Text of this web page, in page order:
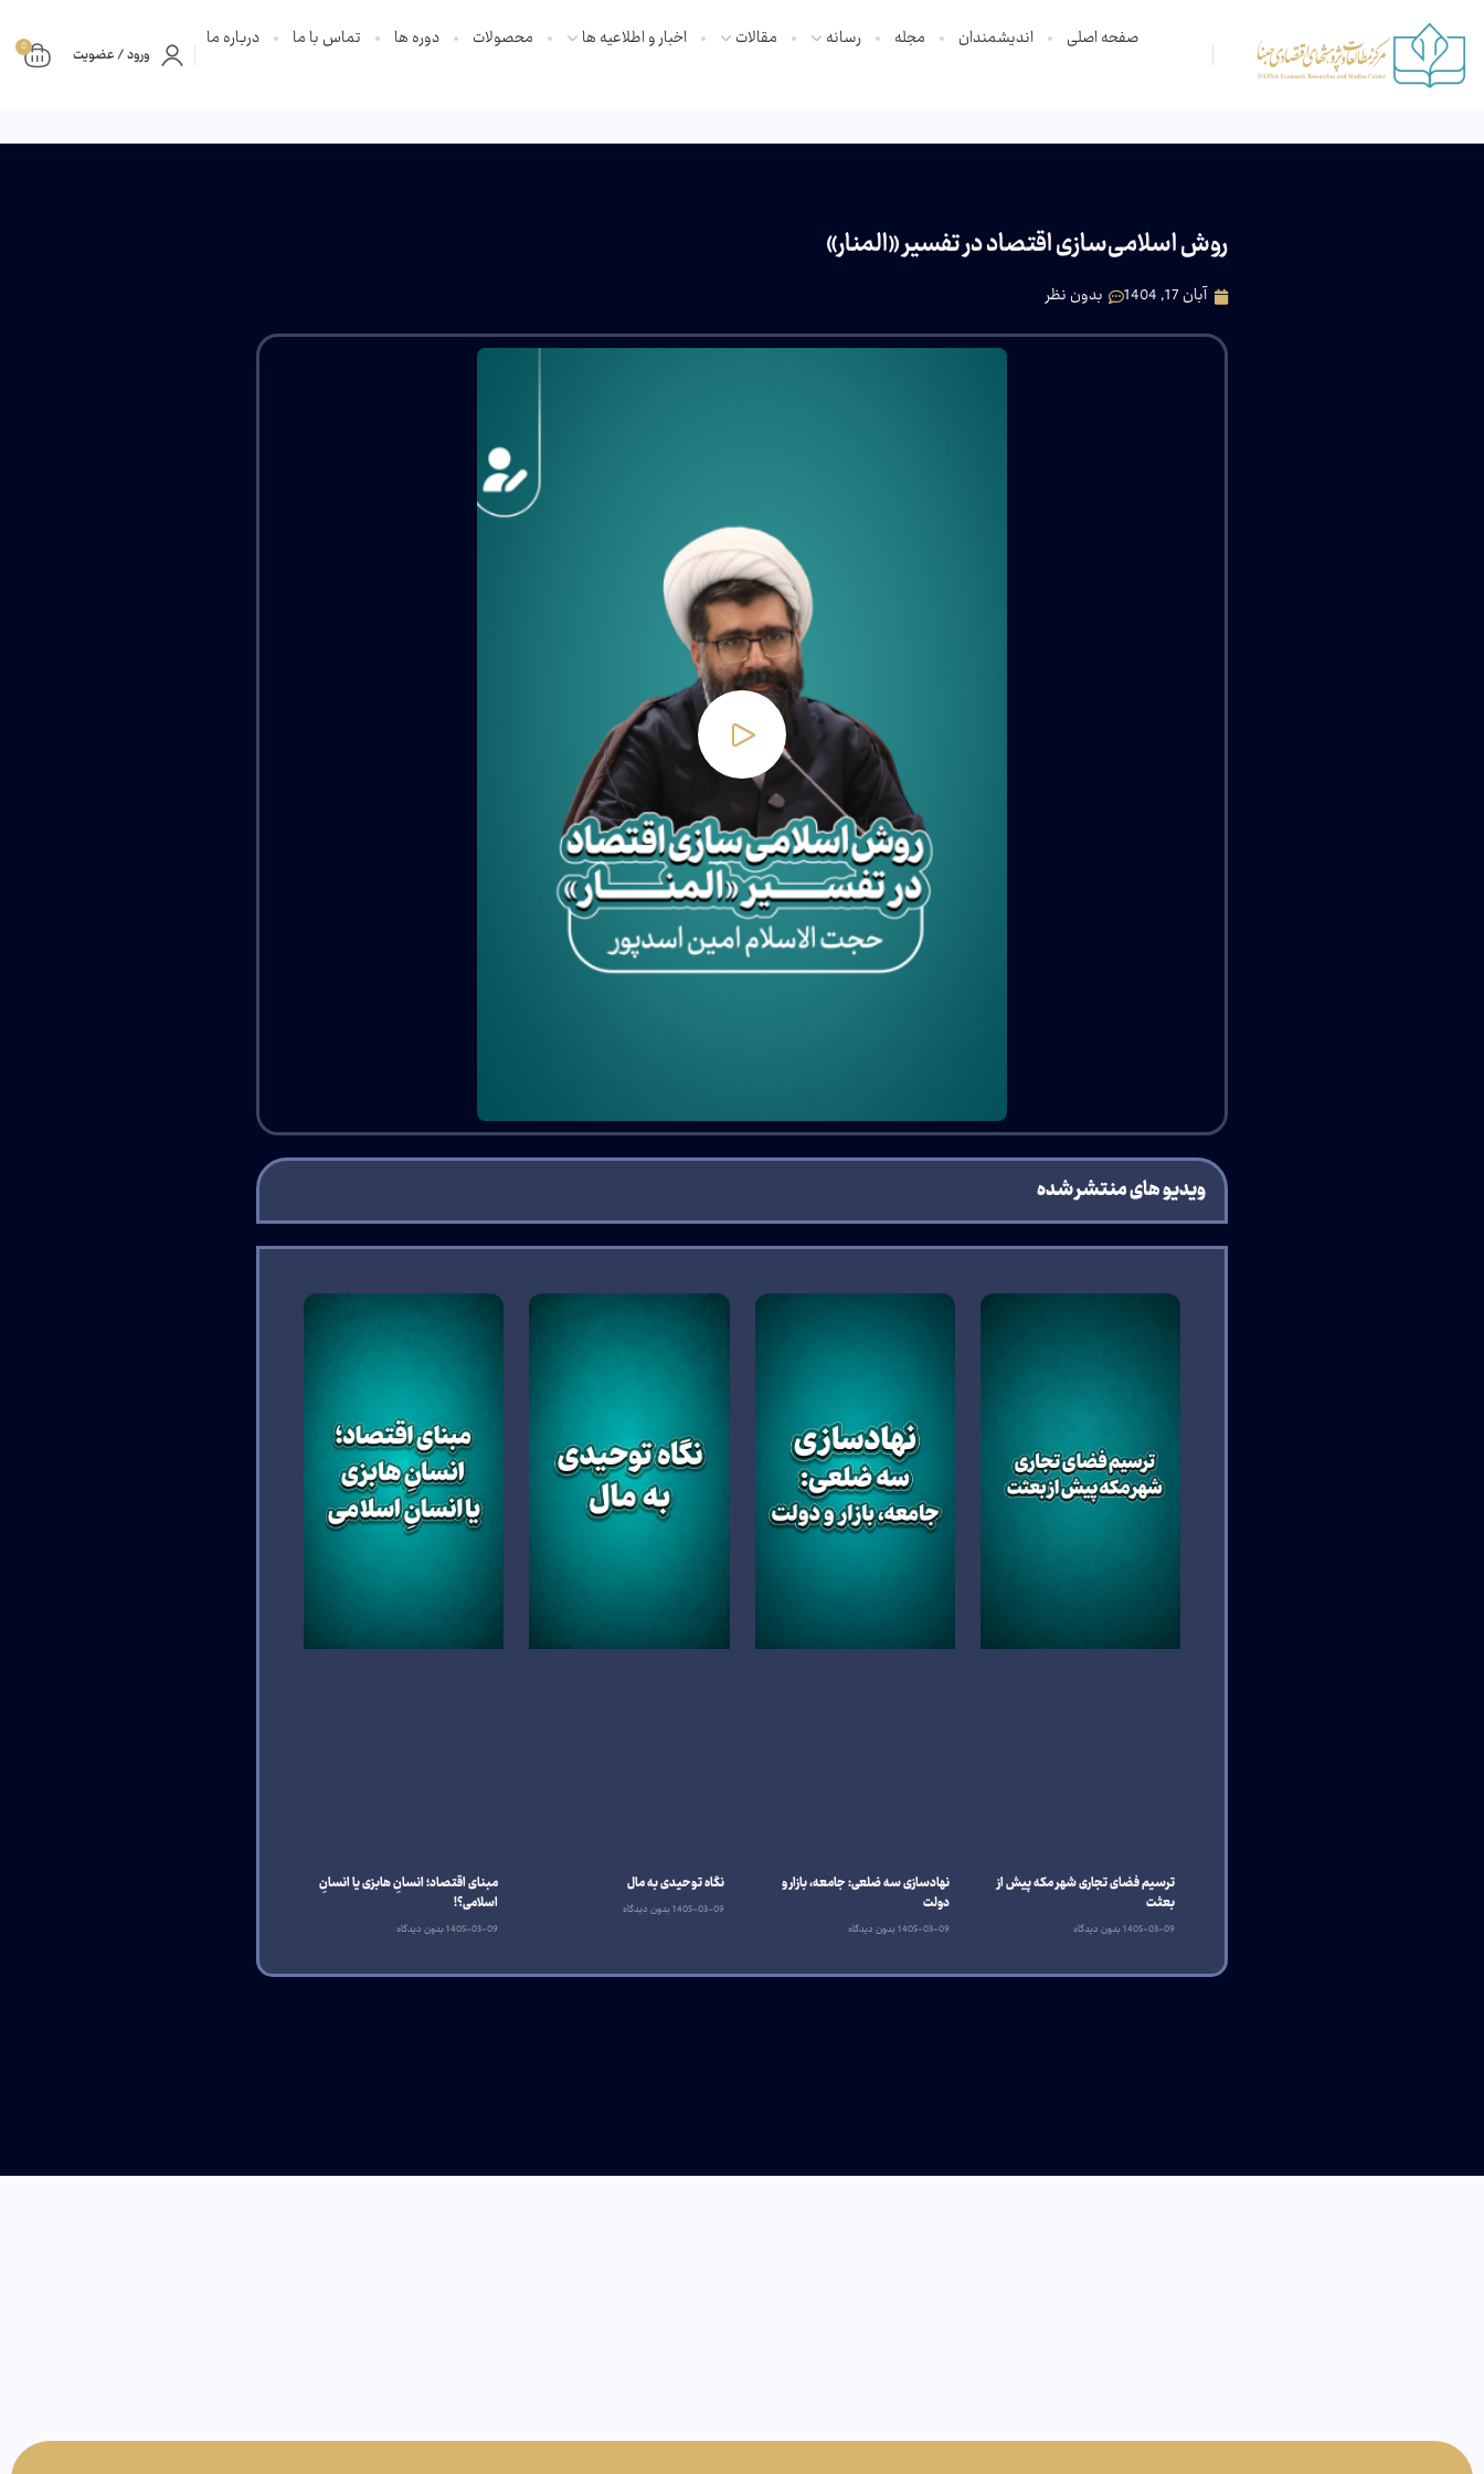
صفحه اصلی اندیشمندان مجله رسانه مقالات اخبار و اطلاعیه ها محصولات دوره ها تماس با ما درباره ما
ورود / عضویت 0
روش اسلامی‌سازی اقتصاد در تفسیر «المنار»
آبان 17, 1404 بدون نظر
ویدیو های منتشر شده
ترسیم فضای تجاری شهر مکه پیش از
بعثت
1405-03-09بدون دیدگاه
نهادسازی سه‌ ضلعی: جامعه، بازار و
دولت
1405-03-09بدون دیدگاه
نگاه توحیدی به مال
1405-03-09بدون دیدگاه
مبنای اقتصاد؛ انسانِ هابزی یا انسانِ
اسلامی؟!
1405-03-09بدون دیدگاه